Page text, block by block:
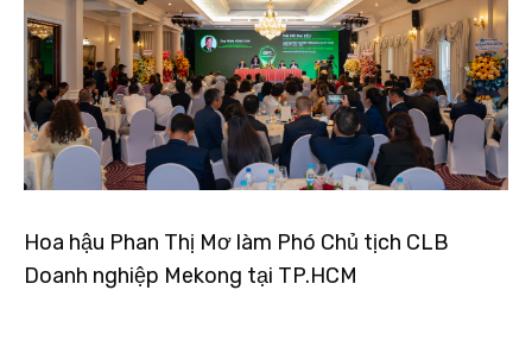
Hoa hậu Phan Thị Mơ làm Phó Chủ tịch CLB
Doanh nghiệp Mekong tại TP.HCM